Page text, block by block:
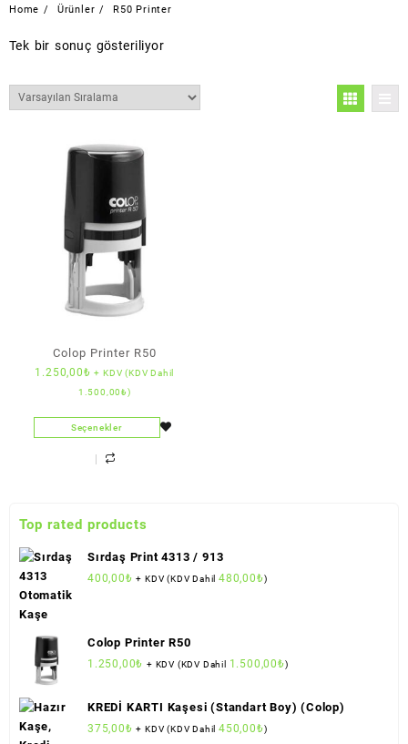
Home Ürünler R50 Printer
Tek bir sonuç gösteriliyor
Colop Printer R50
1.250,00₺ + KDV (KDV Dahil
1.500,00₺)
Seçenekler
Top rated products
Sırdaş Print 4313 / 913
400,00₺ + KDV (KDV Dahil480,00₺)
Colop Printer R50
1.250,00₺ + KDV (KDV Dahil 1.500,00₺)
KREDİ KARTI Kaşesi (Standart Boy) (Colop)
375,00₺ + KDV (KDV Dahil450,00₺)